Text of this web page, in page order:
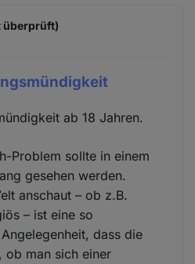
überprüft)
ab 18 Jahren.
Problem sollte in einem
gesehen werden.
anschaut – ob z.B.
– ist eine so
dass die
ob man sich einer